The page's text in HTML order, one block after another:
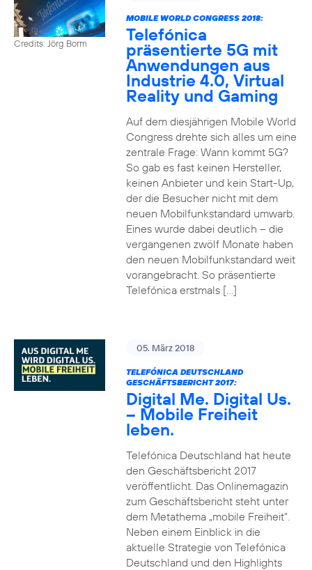
Credits: Jörg Borm
MOBILE WORLD CONGRESS 2018:
Telefónica
präsentierte 5G mit
Anwendungen aus
Industrie 4.0, Virtual
Reality und Gaming
Auf dem diesjährigen Mobile World
Congress drehte sich alles um eine
zentrale Frage: Wann kommt 5G?
So gab es fast keinen Hersteller,
keinen Anbieter und kein Start-Up,
der die Besucher nicht mit dem
neuen Mobilfunkstandard umwarb.
Eines wurde dabei deutlich – die
vergangenen zwölf Monate haben
den neuen Mobilfunkstandard weit
vorangebracht. So präsentierte
Telefónica erstmals […]
05. März 2018
TELEFÓNICA DEUTSCHLAND
GESCHÄFTSBERICHT 2017:
Digital Me. Digital Us.
– Mobile Freiheit
leben.
Telefónica Deutschland hat heute
den Geschäftsbericht 2017
veröffentlicht. Das Onlinemagazin
zum Geschäftsbericht steht unter
dem Metathema „mobile Freiheit“.
Neben einem Einblick in die
aktuelle Strategie von Telefónica
Deutschland und den Highlights